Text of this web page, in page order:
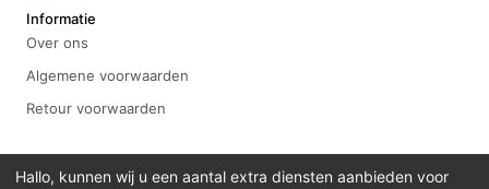
Informatie
Over ons
Algemene voorwaarden
Retour voorwaarden
Hallo, kunnen wij u een aantal extra diensten aanbieden voor